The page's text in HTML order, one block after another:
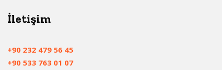
İletişim
+90 232 479 56 45
+90 533 763 01 07